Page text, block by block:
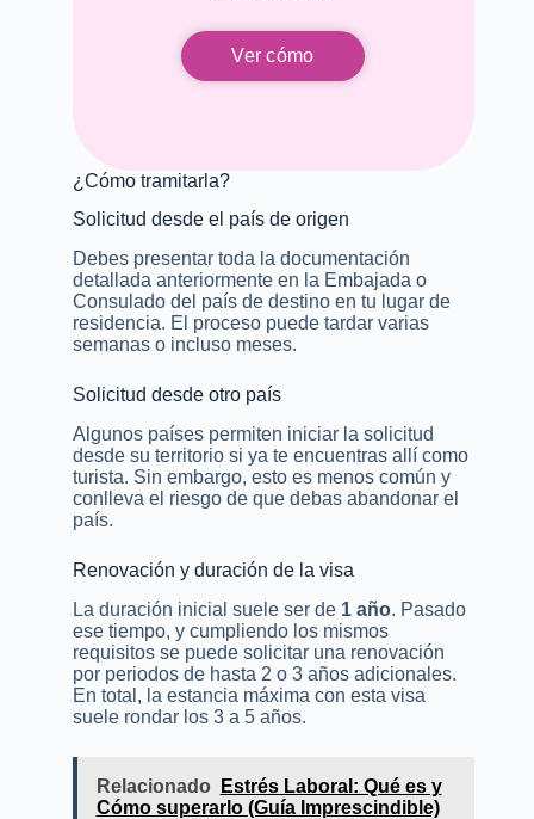
Ver cómo
¿Cómo tramitarla?
Solicitud desde el país de origen
Debes presentar toda la documentación
detallada anteriormente en la Embajada o
Consulado del país de destino en tu lugar de
residencia. El proceso puede tardar varias
semanas o incluso meses.
Solicitud desde otro país
Algunos países permiten iniciar la solicitud
desde su territorio si ya te encuentras allí como
turista. Sin embargo, esto es menos común y
conlleva el riesgo de que debas abandonar el
país.
Renovación y duración de la visa
La duración inicial suele ser de 1 año. Pasado
ese tiempo, y cumpliendo los mismos
requisitos se puede solicitar una renovación
por periodos de hasta 2 o 3 años adicionales.
En total, la estancia máxima con esta visa
suele rondar los 3 a 5 años.
Relacionado
Estrés Laboral: Qué es y
Cómo superarlo (Guía Imprescindible)